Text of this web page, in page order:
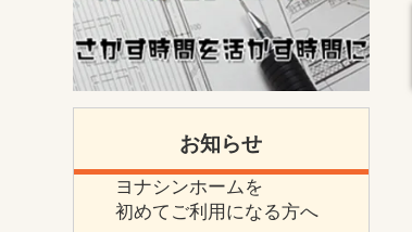
お知らせ
ヨナシンホームを
初めてご利用になる方へ